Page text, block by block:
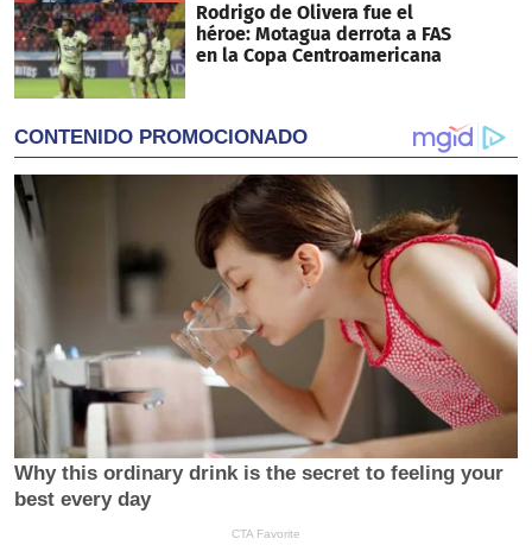
Rodrigo de Olivera fue el
héroe: Motagua derrota a FAS
en la Copa Centroamericana